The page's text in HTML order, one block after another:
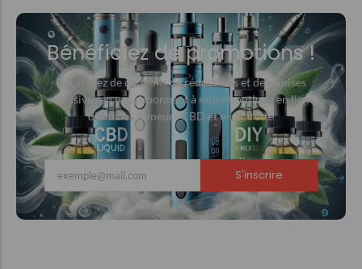
Bénéficiez de promotions !
Bénéficiez de coupons de réductions et de remises
exclusives en vous abonnant à notre boutique en ligne
d'articles fumeurs CBD et e-cigarette
S'inscrire